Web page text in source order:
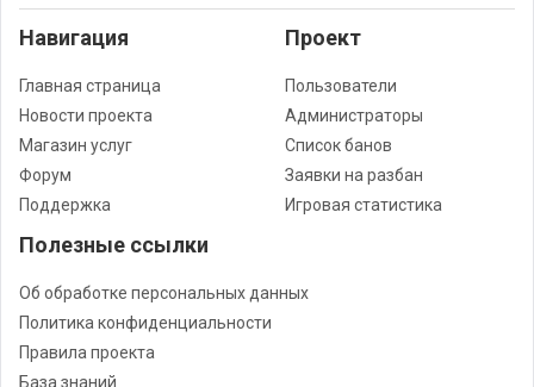
Навигация
Главная страница
Новости проекта
Магазин услуг
Форум
Поддержка
Проект
Пользователи
Администраторы
Список банов
Заявки на разбан
Игровая статистика
Полезные ссылки
Об обработке персональных данных
Политика конфиденциальности
Правила проекта
База знаний